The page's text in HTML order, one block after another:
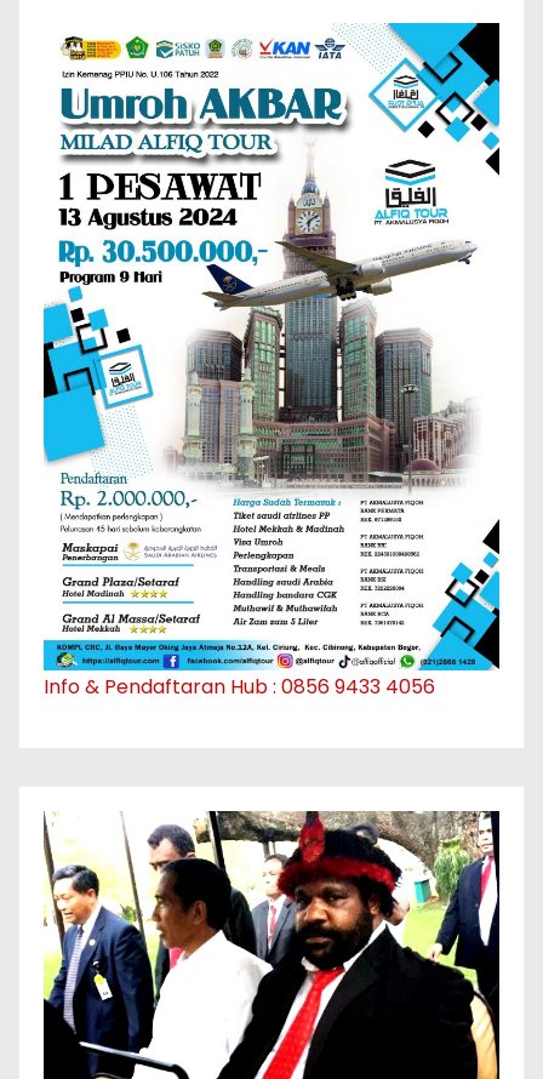
Info & Pendaftaran Hub : 0856 9433 4056